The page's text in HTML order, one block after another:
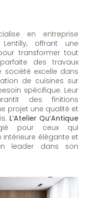
en entreprise
, offrant une
transformer tout
des travaux
société excelle dans
de cuisines sur
spécifique. Leur
des finitions
projet une qualité et
L’Atelier Qu’Antique
pour ceux qui
élégante et
leader dans son